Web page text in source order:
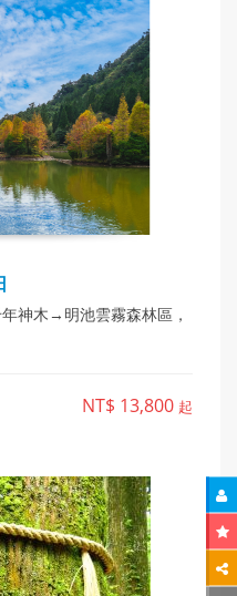
神木→明池雲霧森林區，
NT$ 13,800 起